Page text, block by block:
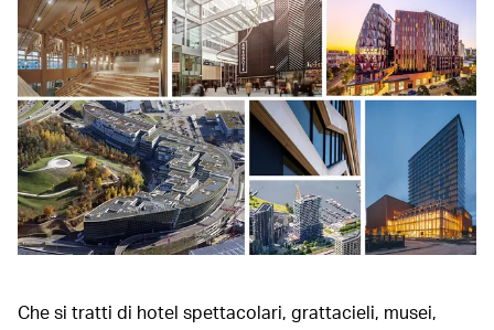
Che si tratti di hotel spettacolari, grattacieli, musei,